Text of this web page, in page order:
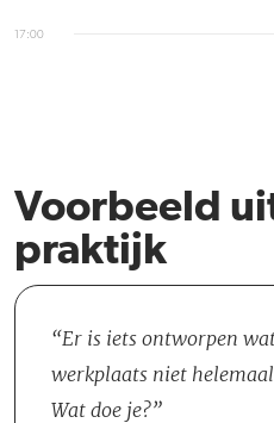
17:00
Voorbeeld
praktijk
Er is iets ontworpen
werkplaats niet
Wat doe je?